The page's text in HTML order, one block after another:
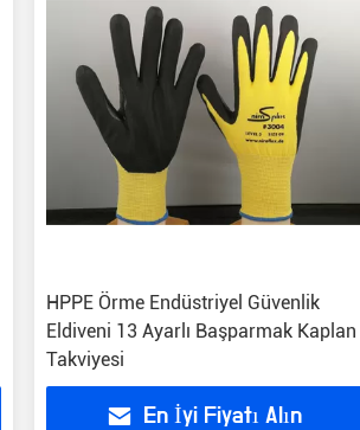
HPPE Örme Endüstriyel Güvenlik
Eldiveni 13 Ayarlı Başparmak Kaplan
Takviyesi
En İyi Fiyatı Alın